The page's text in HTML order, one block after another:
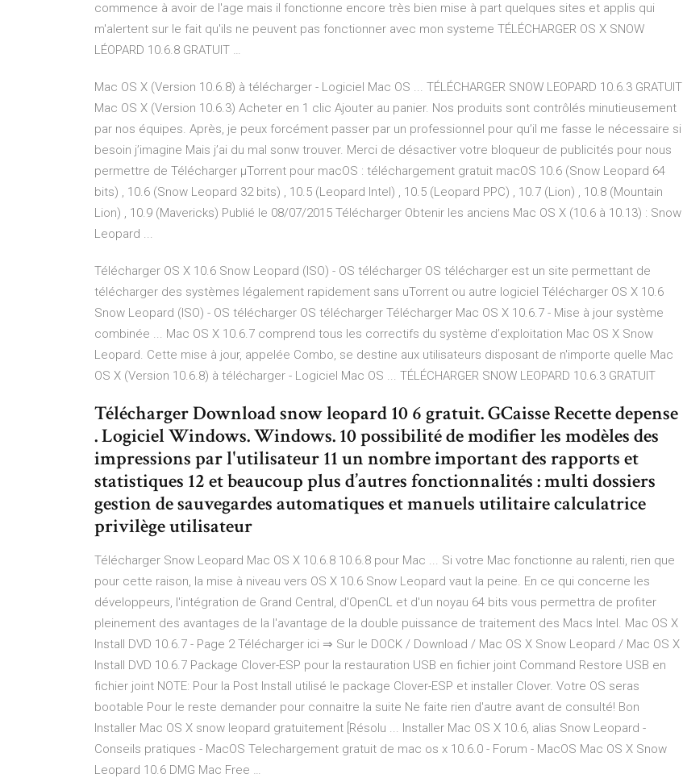
commence à avoir de l'age mais il fonctionne encore très bien mise à part quelques sites et applis qui
m'alertent sur le fait qu'ils ne peuvent pas fonctionner avec mon systeme TÉLÉCHARGER OS X SNOW
LÉOPARD 10.6.8 GRATUIT …
Mac OS X (Version 10.6.8) à télécharger - Logiciel Mac OS ... TÉLÉCHARGER SNOW LEOPARD 10.6.3 GRATUIT
Mac OS X (Version 10.6.3) Acheter en 1 clic Ajouter au panier. Nos produits sont contrôlés minutieusement
par nos équipes. Après, je peux forcément passer par un professionnel pour qu’il me fasse le nécessaire si
besoin j’imagine Mais j’ai du mal sonw trouver. Merci de désactiver votre bloqueur de publicités pour nous
permettre de Télécharger µTorrent pour macOS : téléchargement gratuit macOS 10.6 (Snow Leopard 64
bits) , 10.6 (Snow Leopard 32 bits) , 10.5 (Leopard Intel) , 10.5 (Leopard PPC) , 10.7 (Lion) , 10.8 (Mountain
Lion) , 10.9 (Mavericks) Publié le 08/07/2015 Télécharger Obtenir les anciens Mac OS X (10.6 à 10.13) : Snow
Leopard ...
Télécharger OS X 10.6 Snow Leopard (ISO) - OS télécharger OS télécharger est un site permettant de
télécharger des systèmes légalement rapidement sans uTorrent ou autre logiciel Télécharger OS X 10.6
Snow Leopard (ISO) - OS télécharger OS télécharger Télécharger Mac OS X 10.6.7 - Mise à jour système
combinée ... Mac OS X 10.6.7 comprend tous les correctifs du système d’exploitation Mac OS X Snow
Leopard. Cette mise à jour, appelée Combo, se destine aux utilisateurs disposant de n'importe quelle Mac
OS X (Version 10.6.8) à télécharger - Logiciel Mac OS ... TÉLÉCHARGER SNOW LEOPARD 10.6.3 GRATUIT
Télécharger Download snow leopard 10 6 gratuit. GCaisse Recette depense
. Logiciel Windows. Windows. 10 possibilité de modifier les modèles des
impressions par l'utilisateur 11 un nombre important des rapports et
statistiques 12 et beaucoup plus d’autres fonctionnalités : multi dossiers
gestion de sauvegardes automatiques et manuels utilitaire calculatrice
privilège utilisateur
Télécharger Snow Leopard Mac OS X 10.6.8 10.6.8 pour Mac ... Si votre Mac fonctionne au ralenti, rien que
pour cette raison, la mise à niveau vers OS X 10.6 Snow Leopard vaut la peine. En ce qui concerne les
développeurs, l'intégration de Grand Central, d'OpenCL et d'un noyau 64 bits vous permettra de profiter
pleinement des avantages de la l'avantage de la double puissance de traitement des Macs Intel. Mac OS X
Install DVD 10.6.7 - Page 2 Télécharger ici ⇒ Sur le DOCK / Download / Mac OS X Snow Leopard / Mac OS X
Install DVD 10.6.7 Package Clover-ESP pour la restauration USB en fichier joint Command Restore USB en
fichier joint NOTE: Pour la Post Install utilisé le package Clover-ESP et installer Clover. Votre OS seras
bootable Pour le reste demander pour connaitre la suite Ne faite rien d'autre avant de consulté! Bon
Installer Mac OS X snow leopard gratuitement [Résolu ... Installer Mac OS X 10.6, alias Snow Leopard -
Conseils pratiques - MacOS Telechargement gratuit de mac os x 10.6.0 - Forum - MacOS Mac OS X Snow
Leopard 10.6 DMG Mac Free …